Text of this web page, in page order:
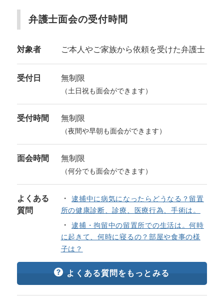
弁護士面会の受付時間
対象者 ご本人やご家族から依頼を受けた弁護士
受付日 無制限
（土日祝も面会ができます）
受付時間 無制限
（夜間や早朝も面会ができます）
面会時間 無制限
（何分でも面会ができます）
よくある
質問
逮捕中に病気になったらどうなる？留置
所の健康診断、診療、医療行為、手術は。
逮捕・拘留中の留置所での生活は。何時
に起きて、何時に寝るの？部屋や食事の様
子は？
よくある質問をもっとみる